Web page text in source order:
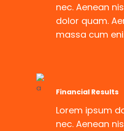
nec. Aenean
dolor quam.
massa cum
Financial Results
Lorem ipsum
nec. Aenean